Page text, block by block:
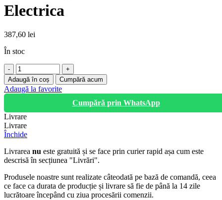
Electrica
387,60 lei
În stoc
Cantitate
Batoza
Porumb
Dubla,
2.2
Kw,
Masina
de
Boabe
Stiuleti
Electrica
Adaugă în coș Cumpără acum
Adaugă la favorite
Cumpără prin WhatsApp
Livrare
Livrare
Închide
Livrarea nu este gratuită și se face prin curier rapid așa cum este
descrisă în secțiunea "Livrări".
Produsele noastre sunt realizate câteodată pe bază de comandă, ceea
ce face ca durata de producție și livrare să fie de până la 14 zile
lucrătoare începând cu ziua procesării comenzii.